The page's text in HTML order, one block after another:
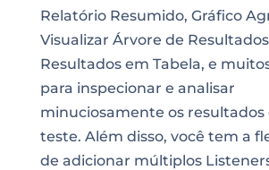
Relatório Resumido, Gráfico
Visualizar Árvore de
Resultados em Tabela, e
para inspecionar e analisar
minuciosamente os resultados
teste. Além disso, você tem a
de adicionar múltiplos